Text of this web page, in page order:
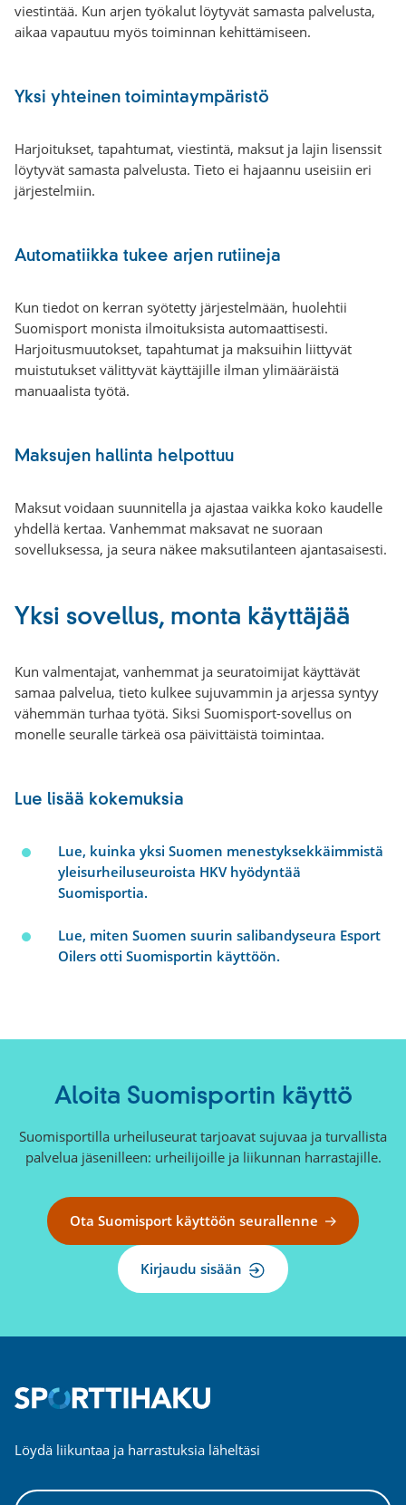
viestintää. Kun arjen työkalut löytyvät samasta palvelusta,
aikaa vapautuu myös toiminnan kehittämiseen.
Yksi yhteinen toimintaympäristö
Harjoitukset, tapahtumat, viestintä, maksut ja lajin lisenssit
löytyvät samasta palvelusta. Tieto ei hajaannu useisiin eri
järjestelmiin.
Automatiikka tukee arjen rutiineja
Kun tiedot on kerran syötetty järjestelmään, huolehtii
Suomisport monista ilmoituksista automaattisesti.
Harjoitusmuutokset, tapahtumat ja maksuihin liittyvät
muistutukset välittyvät käyttäjille ilman ylimääräistä
manuaalista työtä.
Maksujen hallinta helpottuu
Maksut voidaan suunnitella ja ajastaa vaikka koko kaudelle
yhdellä kertaa. Vanhemmat maksavat ne suoraan
sovelluksessa, ja seura näkee maksutilanteen ajantasaisesti.
Yksi sovellus, monta käyttäjää
Kun valmentajat, vanhemmat ja seuratoimijat käyttävät
samaa palvelua, tieto kulkee sujuvammin ja arjessa syntyy
vähemmän turhaa työtä. Siksi Suomisport-sovellus on
monelle seuralle tärkeä osa päivittäistä toimintaa.
Lue lisää kokemuksia
Lue, kuinka yksi Suomen menestyksekkäimmistä
yleisurheiluseuroista HKV hyödyntää
Suomisportia.
Lue, miten Suomen suurin salibandyseura Esport
Oilers otti Suomisportin käyttöön.
Aloita Suomisportin käyttö
Suomisportilla urheiluseurat tarjoavat sujuvaa ja turvallista
palvelua jäsenilleen: urheilijoille ja liikunnan harrastajille.
Ota Suomisport käyttöön seurallenne
Kirjaudu sisään
Löydä liikuntaa ja harrastuksia läheltäsi
Valitse